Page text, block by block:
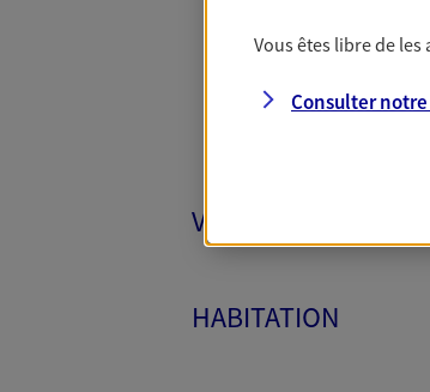
VÉHICULES
HABITATION
Vous êtes libre de
Consulter